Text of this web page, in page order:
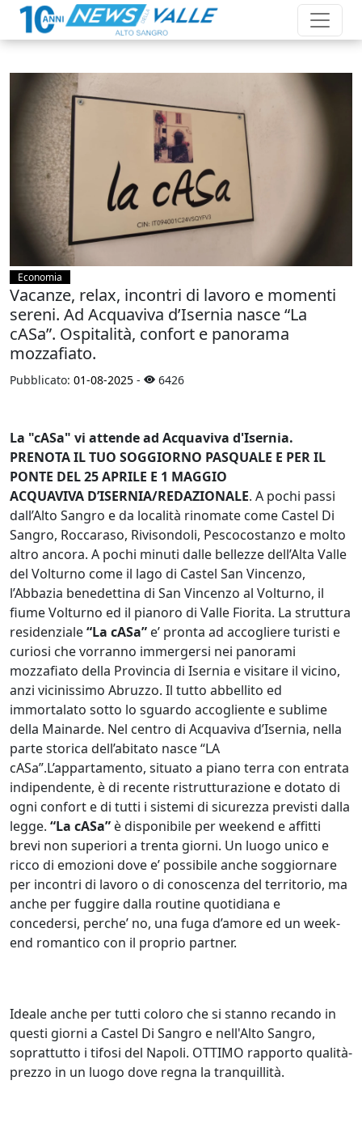
Economia
Vacanze, relax, incontri di lavoro e momenti
sereni. Ad Acquaviva d’Isernia nasce “La
cASa”. Ospitalità, confort e panorama
mozzafiato.
Pubblicato: 01-08-2025 - 6426
La "cASa" vi attende ad Acquaviva d'Isernia.
PRENOTA IL TUO SOGGIORNO PASQUALE E PER IL
PONTE DEL 25 APRILE E 1 MAGGIO
ACQUAVIVA D’ISERNIA/REDAZIONALE. A pochi passi
dall’Alto Sangro e da località rinomate come Castel Di
Sangro, Roccaraso, Rivisondoli, Pescocostanzo e molto
altro ancora. A pochi minuti dalle bellezze dell’Alta Valle
del Volturno come il lago di Castel San Vincenzo,
l’Abbazia benedettina di San Vincenzo al Volturno, il
fiume Volturno ed il pianoro di Valle Fiorita. La struttura
residenziale“La cASa” e’ pronta ad accogliere turisti e
curiosi che vorranno immergersi nei panorami
mozzafiato della Provincia di Isernia e visitare il vicino,
anzi vicinissimo Abruzzo. Il tutto abbellito ed
immortalato sotto lo sguardo accogliente e sublime
della Mainarde. Nel centro di Acquaviva d’Isernia, nella
parte storica dell’abitato nasce “LA
cASa”.L’appartamento, situato a piano terra con entrata
indipendente, è di recente ristrutturazione e dotato di
ogni confort e di tutti i sistemi di sicurezza previsti dalla
legge. “La cASa” è disponibile per weekend e affitti
brevi non superiori a trenta giorni. Un luogo unico e
ricco di emozioni dove e’ possibile anche soggiornare
per incontri di lavoro o di conoscenza del territorio, ma
anche per fuggire dalla routine quotidiana e
concedersi, perche’ no, una fuga d’amore ed un week-
end romantico con il proprio partner.
Ideale anche per tutti coloro che si stanno recando in
questi giorni a Castel Di Sangro e nell'Alto Sangro,
soprattutto i tifosi del Napoli. OTTIMO rapporto qualità-
prezzo in un luogo dove regna la tranquillità.